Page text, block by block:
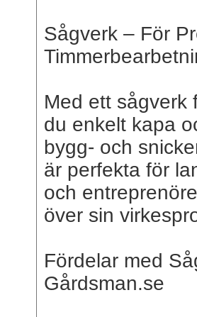
Sågverk – För
Med ett sågverk
du enkelt kapa
bygg- och
är perfekta för
och
över sin
Fördelar med
Gårdsman.se